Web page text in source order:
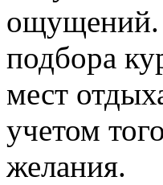
ощущений.
подбора
мест
учетом
желания.